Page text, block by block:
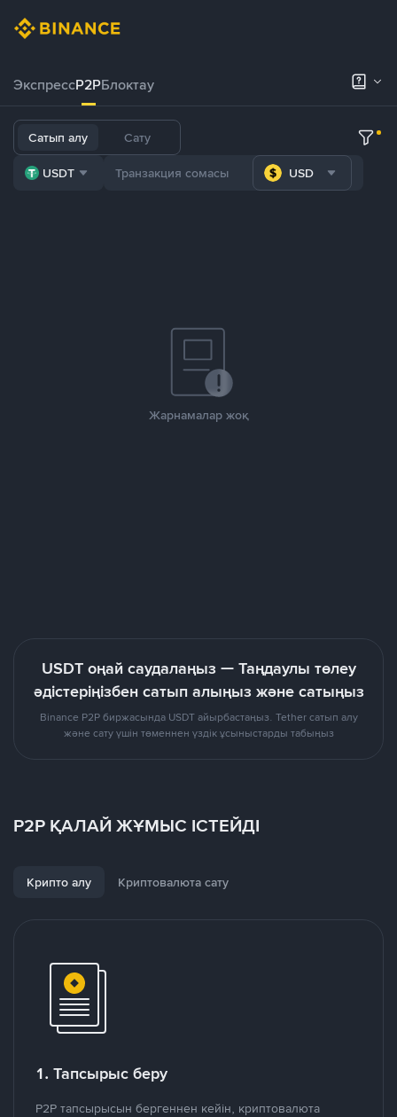
ЭкспрессP2PБлоктау
Сатып алу Сату
USDT USD
Жарнамалар жоқ
USDT оңай саудалаңыз — Таңдаулы төлеу
әдістеріңізбен сатып алыңыз және сатыңыз
Binance P2P биржасында USDT айырбастаңыз. Tether сатып алу
және сату үшін төменнен үздік ұсыныстарды табыңыз
P2P ҚАЛАЙ ЖҰМЫС ІСТЕЙДІ
Крипто алу Криптовалюта сату
1. Тапсырыс беру
P2P тапсырысын бергеннен кейін, криптовалюта